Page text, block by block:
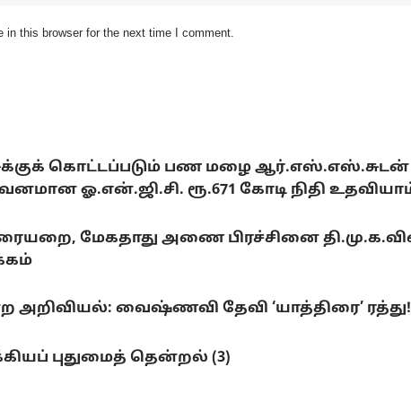
this browser for the next time I comment.
கொட்டப்படும் பண மழை ஆர்.எஸ்.எஸ்.சுடன்
ஓ.என்.ஜி.சி. ரூ.671 கோடி நிதி
மேகதாது அணை பிரச்சினை
வைஷ்ணவி தேவி ‘யாத்திரை’ ரத்து!
புதுமைத் தென்றல் (3)